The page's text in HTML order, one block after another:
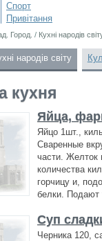
Спорт
Привітання
Город. / Кухні народів
народів світу
кухня
Яйца,
Яйцо 1шт.,
Сваренные
части. Желток
количества
горчицу и,
белки. Подают
Суп
Черника 120,